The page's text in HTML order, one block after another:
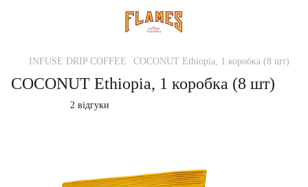
INFUSE DRIP COFFEE COCONUT Ethiopia, 1 коробка (8 шт)
COCONUT Ethiopia, 1 коробка (8 шт)
2 відгуки